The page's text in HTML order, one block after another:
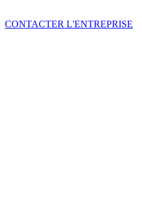
CONTACTER L'ENTREPRISE